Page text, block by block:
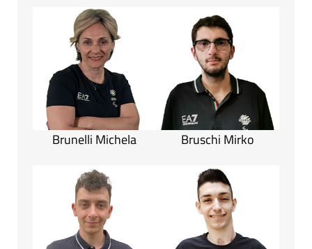
Brunelli Michela Bruschi Mirko